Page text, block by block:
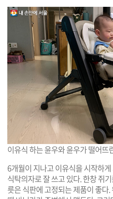
이유식 하는 윤우와 윤우가 떨어뜨
6개월이 지나고 이유식을 시작하
식탁의자로 잘 쓰고 있다. 한창 쥐
릇은 식판에 고정되는 제품이 좋다